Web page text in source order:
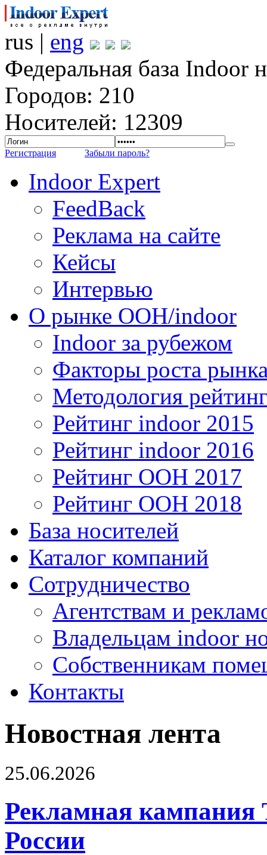
rus | eng
Федеральная база Indoor
Городов: 210
Носителей: 12309
Регистрация Забыли пароль?
Indoor Expert
FeedBack
Реклама на сайте
Кейсы
Интервью
О рынке OOH/indoor
Indoor за рубежом
Факторы роста
Методология
Рейтинг indoor 2015
Рейтинг indoor 2016
Рейтинг OOH 2017
Рейтинг OOH 2018
База носителей
Каталог компаний
Сотрудничество
Агентствам и
Владельцам indoor
Собственникам
Контакты
Новостная лента
25.06.2026
Рекламная кампания
России